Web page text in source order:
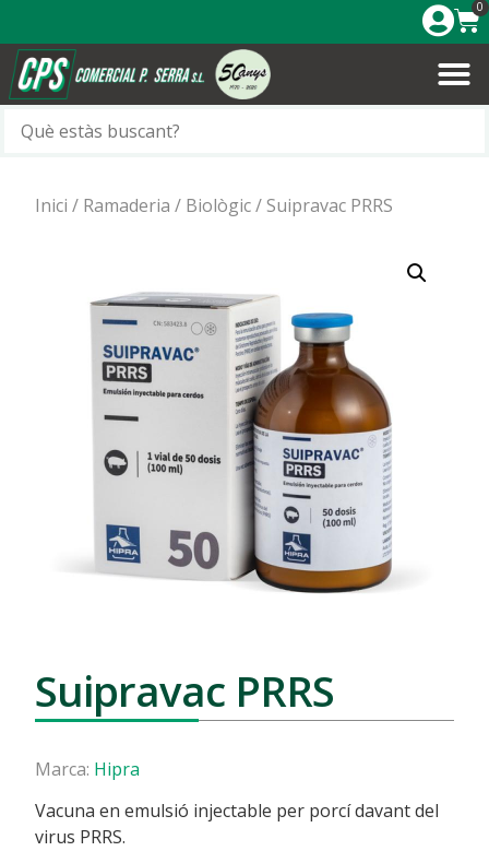
0
Inici / Ramaderia / Biològic/ Suipravac PRRS
Suipravac PRRS
Marca: Hipra
Vacuna en emulsió injectable per porcí davant del
virus PRRS.